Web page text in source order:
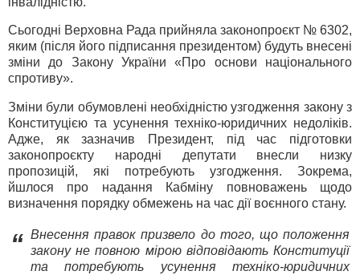
Сьогодні Верховна Рада прийняла законопроєкт № 6302,
яким (після його підписання президентом) будуть внесені
зміни до Закону України «Про основи національного
спротиву».
Зміни були обумовлені необхідністю узгодження закону з
Конституцією та усунення техніко-юридичних недоліків.
Адже, як зазначив Президент, під час підготовки
законопроєкту народні депутати внесли низку
пропозицій, які потребують узгодження. Зокрема,
йшлося про надання Кабміну повноважень щодо
визначення порядку обмежень на час дії воєнного стану.
“ Внесення правок призвело до того, що положення
закону не повною мірою відповідають Конституції
та потребують усунення техніко-юридичних